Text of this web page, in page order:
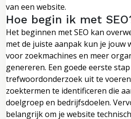
van een website.
Hoe begin ik met
Het beginnen met SEO kan
met de juiste aanpak kun je jouw
voor zoekmachines en meer
genereren. Een goede eerste
trefwoordonderzoek uit te
zoektermen te identificeren die
doelgroep en bedrijfsdoelen.
belangrijk om je website